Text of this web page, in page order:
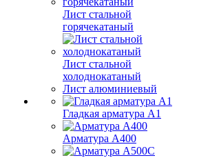
Лист стальной
горячекатаный
Лист стальной
холоднокатаный
Лист алюминиевый
Гладкая арматура А1
Арматура А400